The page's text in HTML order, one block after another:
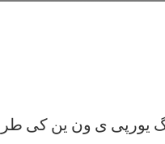
یورپی ی ون ین کی